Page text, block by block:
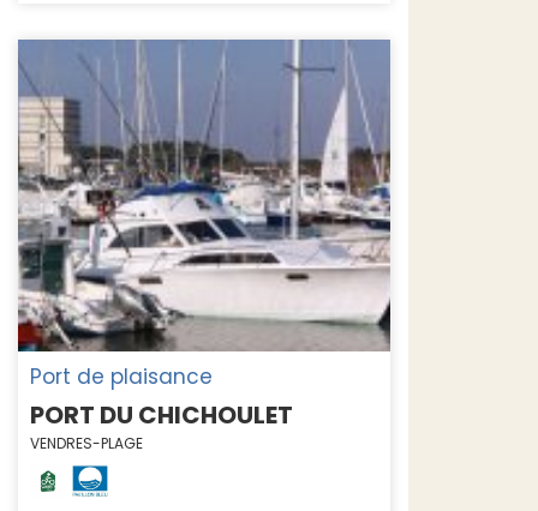
Port de plaisance
PORT DU CHICHOULET
VENDRES-PLAGE